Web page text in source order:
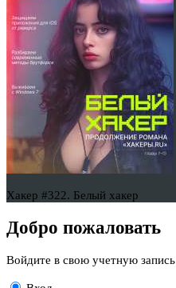
Хакер #322. Белый хакер
Добро пожаловать
Войдите в свою учетную запись